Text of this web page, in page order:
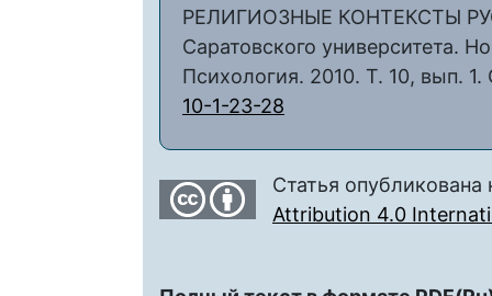
РЕЛИГИОЗНЫЕ КОНТЕКСТЫ
Саратовского университета.
Психология. 2010. Т. 10, вып.
10-1-23-28
Статья
Attribution 4.0